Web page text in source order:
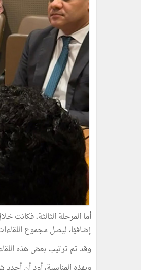
أما المرحلة الثالثة، فكانت
إضافيًا، ليصل مجموع
وقد تم ترتيب بعض هذه